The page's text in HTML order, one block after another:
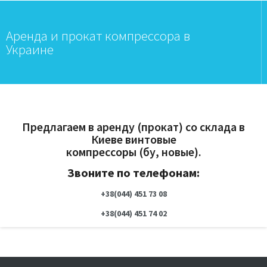
Аренда и прокат компрессора в
Украине
Предлагаем в аренду (прокат) со склада в
Киеве винтовые
компрессоры (бу, новые).
Звоните по телефонам:
+38(044) 451 73 08
+38(044) 451 74 02